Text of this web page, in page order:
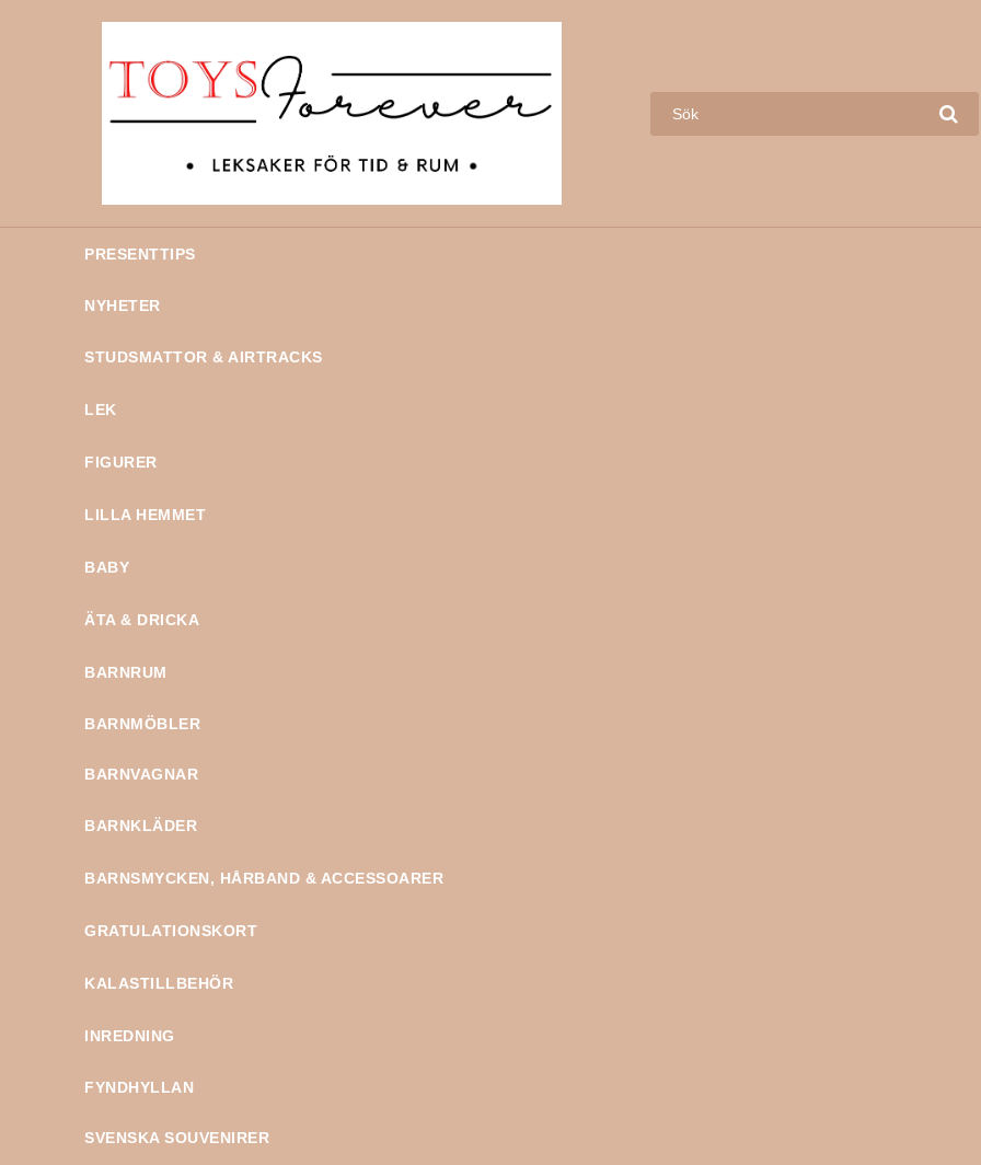
PRESENTTIPS
NYHETER
STUDSMATTOR & AIRTRACKS
LEK
FIGURER
LILLA HEMMET
BABY
ÄTA & DRICKA
BARNRUM
BARNMÖBLER
BARNVAGNAR
BARNKLÄDER
BARNSMYCKEN, HÅRBAND & ACCESSOARER
GRATULATIONSKORT
KALASTILLBEHÖR
INREDNING
FYNDHYLLAN
SVENSKA SOUVENIRER